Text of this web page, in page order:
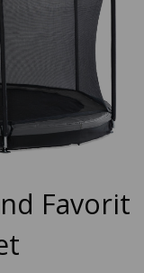
Favorit